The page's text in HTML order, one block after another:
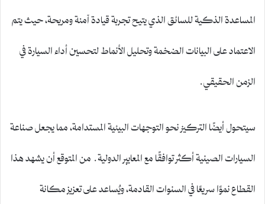
المساعدة الذكية للسائق الذي يتيح تجربة قيادة آمنة ومريحة، حيث يتم
الاعتماد على البيانات الضخمة وتحليل الأنماط لتحسين أداء السيارة في
الزمن الحقيقي.
سيتحول أيضًا التركيز نحو التوجهات البيئية المستدامة، مما يجعل صناعة
السيارات الصينية أكثر توافقًا مع المعايير الدولية. من المتوقع أن يشهد هذا
القطاع نموًا سريعًا في السنوات القادمة، ويُساعد على تعزيز مكانة